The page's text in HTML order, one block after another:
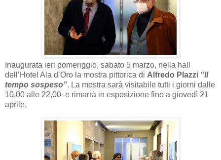
naugurata ieri pomeriggio, sabato 5 marzo, nella hall
dell’Hotel Ala d’Oro la mostra pittorica di Alfredo Plazzi “Il
tempo sospeso”. La mostra sarà visitabile tutti i giorni dalle
10,00 alle 22,00 e rimarrà in esposizione fino a giovedì 21
aprile.